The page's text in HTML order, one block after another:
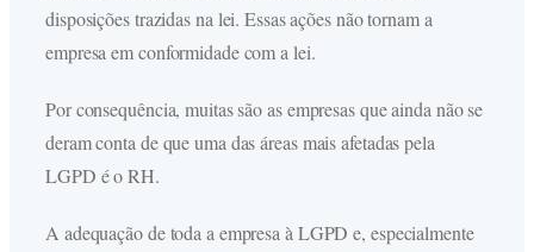
disposições trazidas na lei. Essas ações não tornam a
empresa em conformidade com a lei.
Por consequência, muitas são as empresas que ainda não se
deram conta de que uma das áreas mais afetadas pela
LGPD é o RH.
A adequação de toda a empresa à LGPD e, especialmente